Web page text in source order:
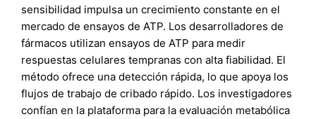
sensibilidad impulsa un crecimiento constante en el
mercado de ensayos de ATP. Los desarrolladores de
fármacos utilizan ensayos de ATP para medir
respuestas celulares tempranas con alta fiabilidad. El
método ofrece una detección rápida, lo que apoya los
flujos de trabajo de cribado rápido. Los investigadores
confían en la plataforma para la evaluación metabólica